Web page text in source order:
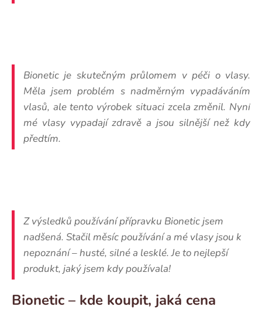
Bionetic je skutečným průlomem v péči o vlasy.
Měla jsem problém s nadměrným vypadáváním
vlasů, ale tento výrobek situaci zcela změnil. Nyní
mé vlasy vypadají zdravě a jsou silnější než kdy
předtím.
Z výsledků používání přípravku Bionetic jsem
nadšená. Stačil měsíc používání a mé vlasy jsou k
nepoznání – husté, silné a lesklé. Je to nejlepší
produkt, jaký jsem kdy používala!
Bionetic – kde koupit, jaká cena